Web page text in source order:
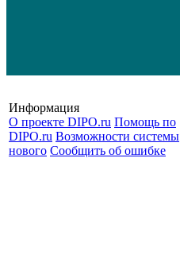
Информация
О проекте DIPO.ru Помощь по
DIPO.ru Возможности системы
нового Сообщить об ошибке